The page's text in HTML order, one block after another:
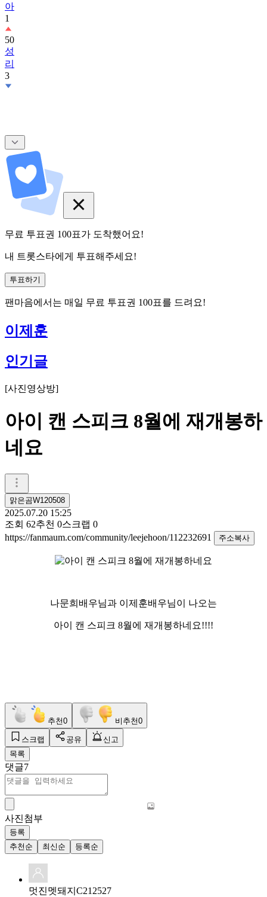
아
1
50
성
리
3
무료 투표권 100표가 도착했어요!
내 트롯스타에게 투표해주세요!
투표하기
팬마음에서는 매일 무료 투표권 100표를 드려요!
이제훈
인기글
[사진영상방]
아이 캔 스피크 8월에 재개봉하
네요
맑은곰W120508
2025.07.20 15:25
조회 62추천 0스크랩 0
https://fanmaum.com/community/leejehoon/112232691
주소복사
나문희배우님과 이제훈배우님이 나오는
아이 캔 스피크 8월에 재개봉하네요!!!!
추천0 비추천0
스크랩 공유
신고
목록
댓글7
사진첨부
등록
추천순
최신순 등록순
멋진멧돼지C212527